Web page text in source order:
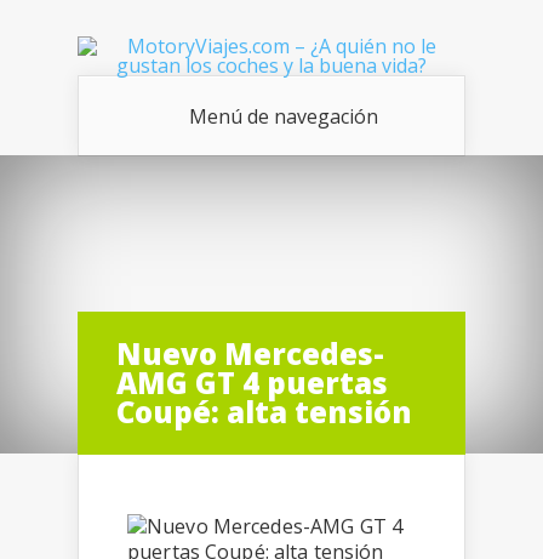
Menú de navegación
Nuevo Mercedes-
AMG GT 4 puertas
Coupé: alta tensión